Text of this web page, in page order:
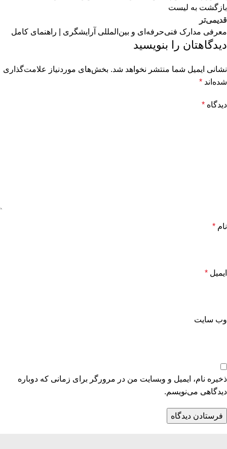
بازگشت به لیست
قدیمی‌تر
معرفی مدارک فنی‌حرفه‌ای و بین‌المللی آرایشگری | راهنمای کامل
دیدگاهتان را بنویسید
نشانی ایمیل شما منتشر نخواهد شد. بخش‌های موردنیاز علامت‌گذاری
شده‌اند *
دیدگاه *
نام *
ایمیل *
وب‌ سایت
ذخیره نام، ایمیل و وبسایت من در مرورگر برای زمانی که دوباره
دیدگاهی می‌نویسم.